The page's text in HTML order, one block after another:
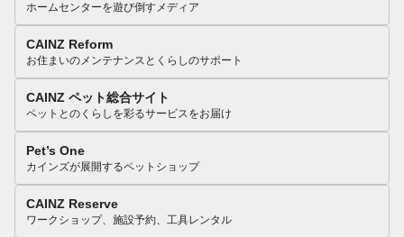
ホームセンターを遊び倒すメディア
CAINZ Reform
お住まいのメンテナンスとくらしのサポート
CAINZ ペット総合サイト
ペットとのくらしを彩るサービスをお届け
Pet’s One
カインズが展開するペットショップ
CAINZ Reserve
ワークショップ、施設予約、工具レンタル